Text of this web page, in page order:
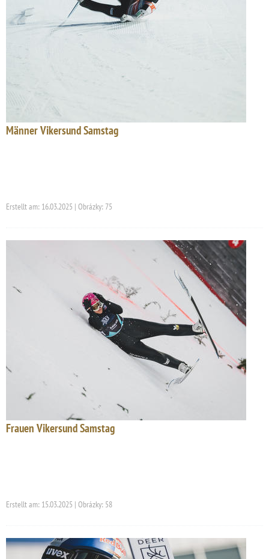
Männer Vikersund Samstag
Erstellt am: 16.03.2025 | Obrázky: 75
Frauen Vikersund Samstag
Erstellt am: 15.03.2025 | Obrázky: 58